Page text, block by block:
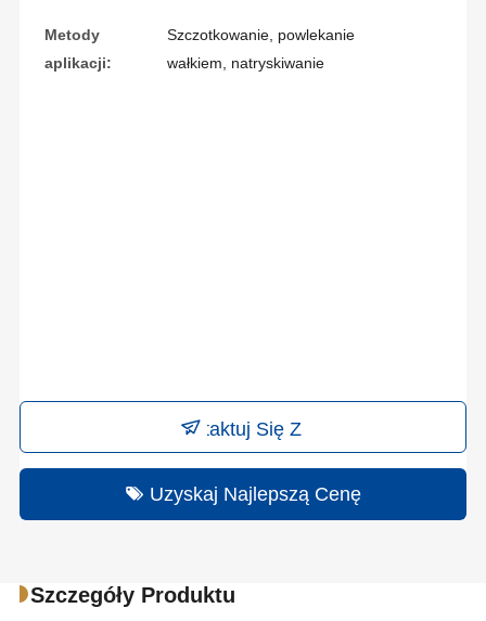
Metody
aplikacji:
Szczotkowanie, powlekanie
wałkiem, natryskiwanie
Skontaktuj Się Z Nami
Uzyskaj Najlepszą Cenę
Szczegóły Produktu